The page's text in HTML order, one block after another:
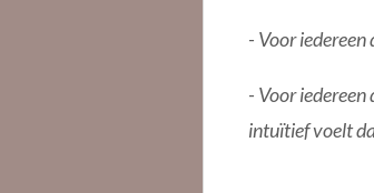
- Voor
- Voor
intuïtief voelt